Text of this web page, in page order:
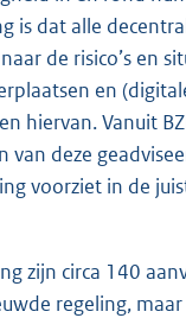
is dat alle
de risico’s en
en
hiervan. Vanuit
deze
voorziet in de
zijn circa 140
regeling,